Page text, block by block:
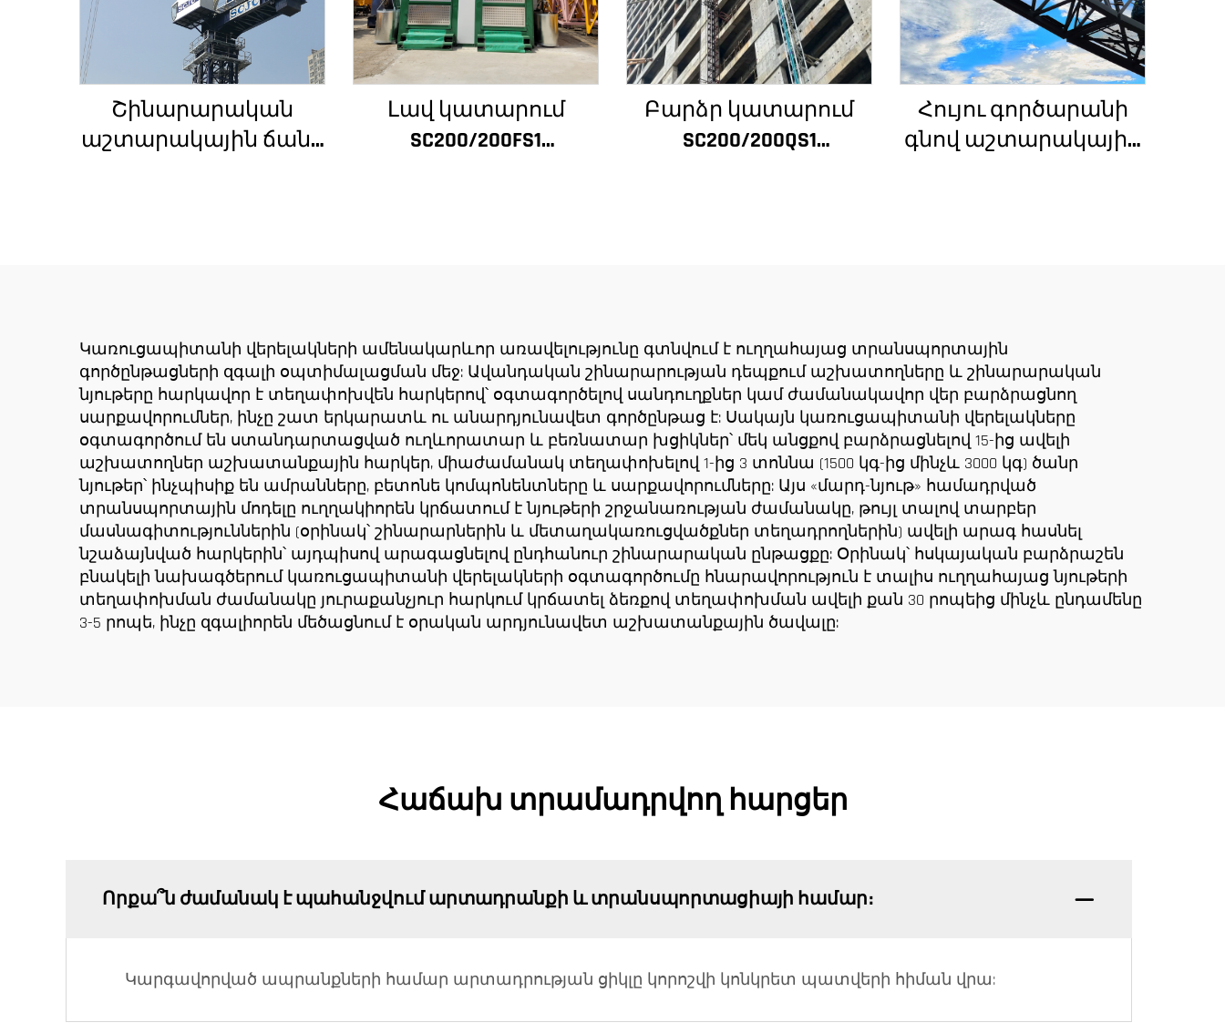
Շինարարական
աշտարակային ճանկ
աստիճանավոր
ստորին մաս
Լավ կատարում
SC200/200FS1
Բարձր կատարում
SC200/200QS1
Հույու գործարանի
գնով աշտարակային
Կառուցապիտանի վերելակների ամենակարևոր առավելությունը գտնվում է ուղղահայաց տրանսպորտային
գործընթացների զգալի օպտիմալացման մեջ: Ավանդական շինարարության դեպքում աշխատողները և շինարարական
նյութերը հարկավոր է տեղափոխվեն հարկերով՝ օգտագործելով սանդուղքներ կամ ժամանակավոր վեր բարձրացնող
սարքավորումներ, ինչը շատ երկարատև ու անարդյունավետ գործընթաց է: Սակայն կառուցապիտանի վերելակները
օգտագործում են ստանդարտացված ուղևորատար և բեռնատար խցիկներ՝ մեկ անցքով բարձրացնելով 15-ից ավելի
աշխատողներ աշխատանքային հարկեր, միաժամանակ տեղափոխելով 1-ից 3 տոննա (1500 կգ-ից մինչև 3000 կգ) ծանր
նյութեր՝ ինչպիսիք են ամրանները, բետոնե կոմպոնենտները և սարքավորումները: Այս «մարդ-նյութ» համադրված
տրանսպորտային մոդելը ուղղակիորեն կրճատում է նյութերի շրջանառության ժամանակը, թույլ տալով տարբեր
մասնագիտություններին (օրինակ՝ շինարարներին և մետաղակառուցվածքներ տեղադրողներին) ավելի արագ հասնել
նշաձայնված հարկերին՝ այդպիսով արագացնելով ընդհանուր շինարարական ընթացքը: Օրինակ՝ հսկայական բարձրաշեն
բնակելի նախագծերում կառուցապիտանի վերելակների օգտագործումը հնարավորություն է տալիս ուղղահայաց նյութերի
տեղափոխման ժամանակը յուրաքանչյուր հարկում կրճատել ձեռքով տեղափոխման ավելի քան 30 րոպեից մինչև ընդամենը
3-5 րոպե, ինչը զգալիորեն մեծացնում է օրական արդյունավետ աշխատանքային ծավալը:
Հաճախ տրամադրվող հարցեր
Որքա՞ն ժամանակ է պահանջվում արտադրանքի և տրանսպորտացիայի համար։
Կարգավորված ապրանքների համար արտադրության ցիկլը կորոշվի կոնկրետ պատվերի հիման վրա: